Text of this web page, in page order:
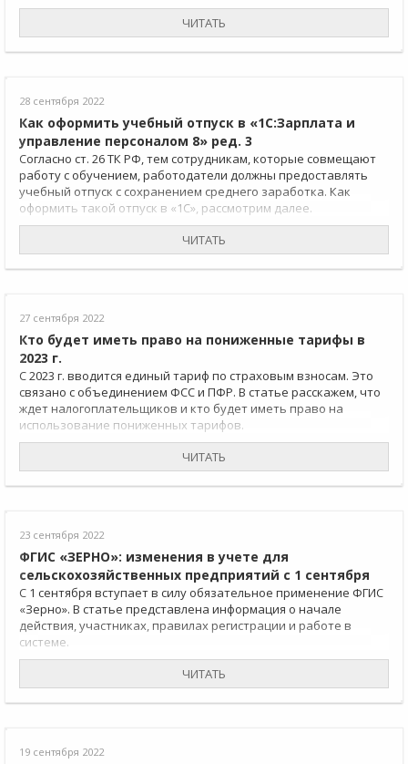
ЧИТАТЬ
28 сентября 2022
Как оформить учебный отпуск в «1С:Зарплата и
управление персоналом 8» ред. 3
Согласно ст. 26 ТК РФ, тем сотрудникам, которые совмещают
работу с обучением, работодатели должны предоставлять
учебный отпуск с сохранением среднего заработка. Как
оформить такой отпуск в «1С», рассмотрим далее.
ЧИТАТЬ
27 сентября 2022
Кто будет иметь право на пониженные тарифы в
2023 г.
С 2023 г. вводится единый тариф по страховым взносам. Это
связано с объединением ФСС и ПФР. В статье расскажем, что
ждет налогоплательщиков и кто будет иметь право на
использование пониженных тарифов.
ЧИТАТЬ
23 сентября 2022
ФГИС «ЗЕРНО»: изменения в учете для
сельскохозяйственных предприятий с 1 сентября
С 1 сентября вступает в силу обязательное применение ФГИС
«Зерно». В статье представлена информация о начале
действия, участниках, правилах регистрации и работе в
системе.
ЧИТАТЬ
19 сентября 2022